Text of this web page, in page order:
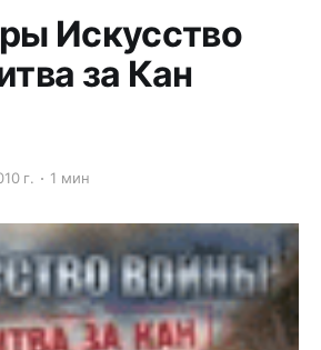
Искусство
за Кан
г. 1 мин